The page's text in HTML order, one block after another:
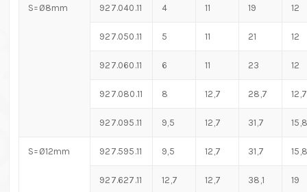
S=Ø8mm 927.040.11 4 11 19 12
927.050.11 5 11 21 12
927.060.11 6 11 23 12
927.080.11 8 12,7 28,7 12,7
927.095.11 9,5 12,7 31,7 15,8
S=Ø12mm 927.595.11 9,5 12,7 31,7 15,8
927.627.11 12,7 12,7 38,1 19